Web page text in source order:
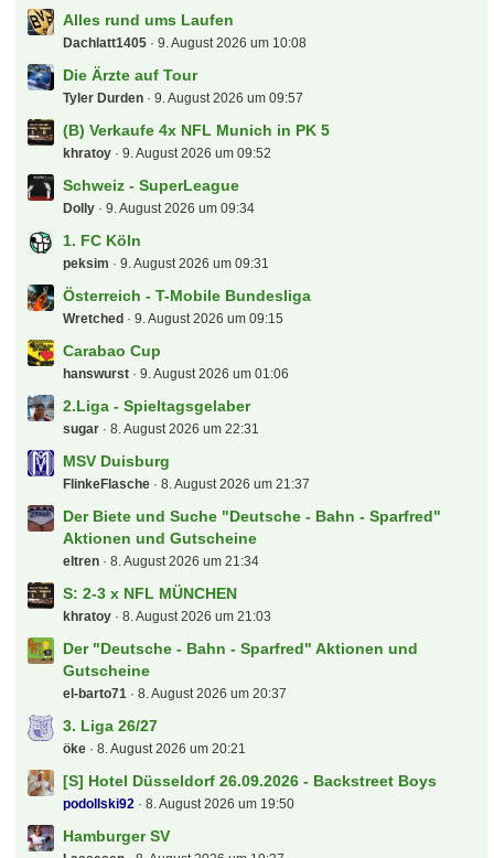
Alles rund ums Laufen
Dachlatt1405 9. August 2026 um 10:08
Die Ärzte auf Tour
Tyler Durden 9. August 2026 um 09:57
(B) Verkaufe 4x NFL Munich in PK 5
khratoy 9. August 2026 um 09:52
Schweiz - SuperLeague
Dolly 9. August 2026 um 09:34
1. FC Köln
peksim 9. August 2026 um 09:31
Österreich - T-Mobile Bundesliga
Wretched 9. August 2026 um 09:15
Carabao Cup
hanswurst 9. August 2026 um 01:06
2.Liga - Spieltagsgelaber
sugar 8. August 2026 um 22:31
MSV Duisburg
FlinkeFlasche 8. August 2026 um 21:37
Der Biete und Suche "Deutsche - Bahn - Sparfred"
Aktionen und Gutscheine
eltren 8. August 2026 um 21:34
S: 2-3 x NFL MÜNCHEN
khratoy 8. August 2026 um 21:03
Der "Deutsche - Bahn - Sparfred" Aktionen und
Gutscheine
el-barto71 8. August 2026 um 20:37
3. Liga 26/27
öke 8. August 2026 um 20:21
[S] Hotel Düsseldorf 26.09.2026 - Backstreet Boys
podollski92 8. August 2026 um 19:50
Hamburger SV